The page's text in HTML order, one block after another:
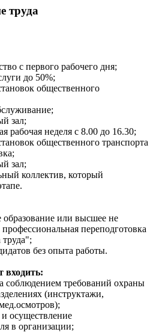
труда
с первого рабочего дня;
до 50%;
общественного
зал;
рабочая неделя с 8.00 до 16.30;
общественного транспорта
зал;
коллектив, который
или высшее не
переподготовка
без опыта работы.
входить:
соблюдением требований охраны
(инструктажи,
осуществление
в организации;